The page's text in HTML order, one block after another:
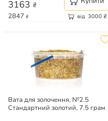
3163 ₴
2847 ₴ від 3000 ₴
Вата для золочення, №2.5
Стандартний золотий, 7.5 грам